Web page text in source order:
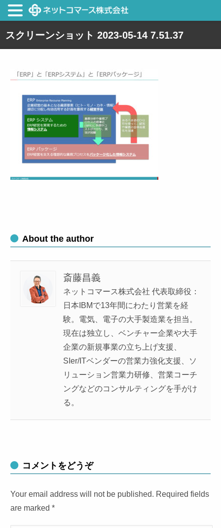
スクリーンショット 2023-05-14 7.51.37
About the author
斎藤昌義
ネットコマース株式会社 代表取締役：
日本IBMで13年間にわたり営業を経
験。電気、電子の大手製造業を担当。
現在は独立し、ベンチャー企業や大手
企業の新規事業の立ち上げ支援、
SIer/ITベンダーの営業力強化支援、ソ
リューション営業力研修、営業コーチ
ングなどのコンサルティングを手がけ
る。
コメントをどうぞ
Your email address will not be published. Required fields
are marked*